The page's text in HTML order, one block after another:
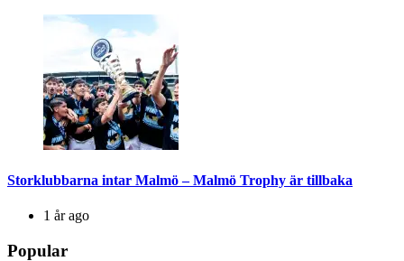
Storklubbarna intar Malmö – Malmö Trophy är tillbaka
1 år ago
Popular